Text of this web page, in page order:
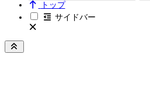
トップ
サイドバー